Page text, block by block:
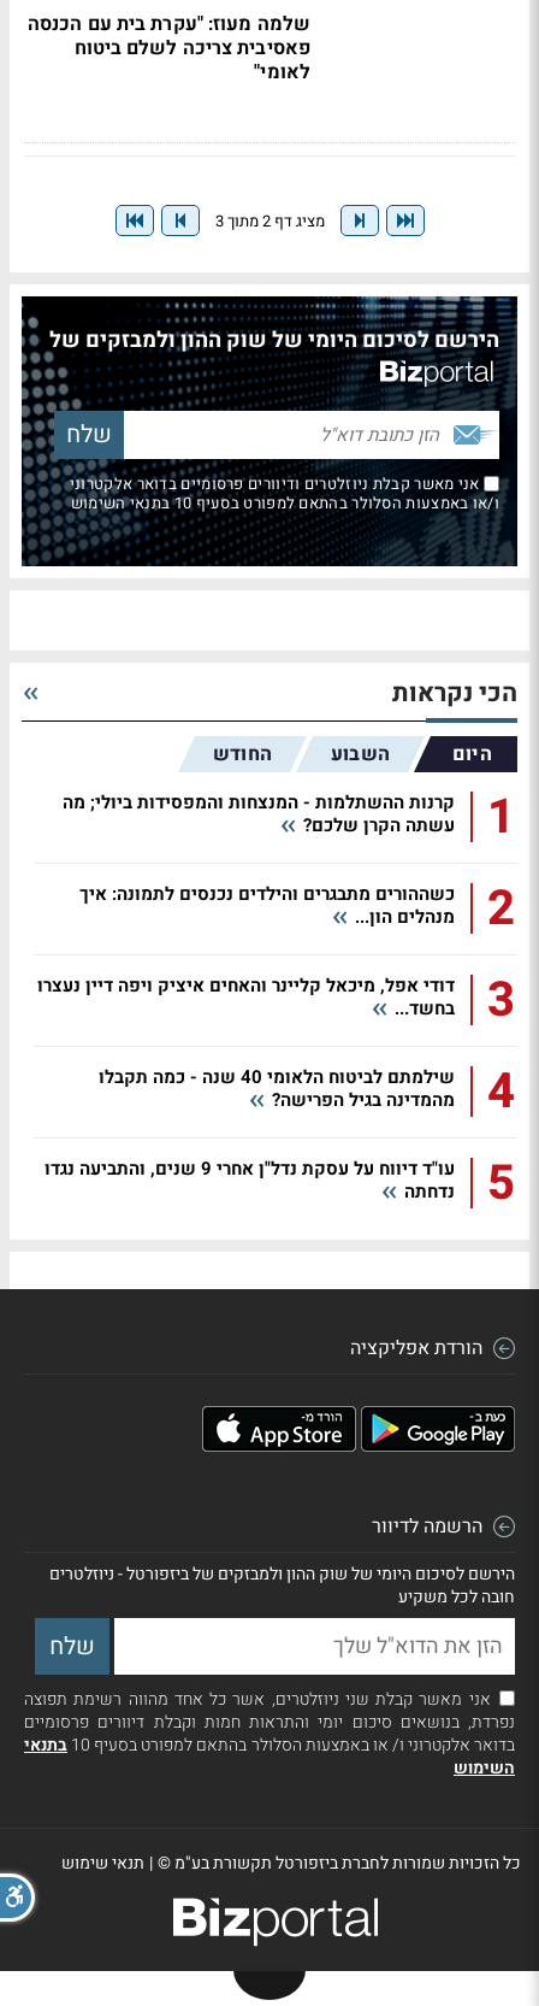
שלמה מעוז: "עקרת בית עם הכנסה
פאסיבית צריכה לשלם ביטוח
לאומי"
מציג דף 2 מתוך 3
הירשם לסיכום היומי של שוק ההון ולמבזקים של
אני מאשר קבלת ניוזלטרים ודיוורים פרסומיים בדואר אלקטרוני
ו/או באמצעות הסלולר בהתאם למפורט בסעיף 10 בתנאי השימוש
הכי נקראות
היום השבוע החודש
1
קרנות ההשתלמות - המנצחות והמפסידות ביולי; מה
עשתה הקרן שלכם?
2
כשההורים מתבגרים והילדים נכנסים לתמונה: איך
מנהלים הון...
3
דודי אפל, מיכאל קליינר והאחים איציק ויפה דיין נעצרו
בחשד...
4
שילמתם לביטוח הלאומי 40 שנה - כמה תקבלו
מהמדינה בגיל הפרישה?
5
עו"ד דיווח על עסקת נדל"ן אחרי 9 שנים, והתביעה נגדו
נדחתה
הורדת אפליקציה
הרשמה לדיוור
הירשם לסיכום היומי של שוק ההון ולמבזקים של ביזפורטל - ניוזלטרים
חובה לכל משקיע
אני מאשר קבלת שני ניוזלטרים, אשר כל אחד מהווה רשימת תפוצה
נפרדת, בנושאים סיכום יומי והתראות חמות וקבלת דיוורים פרסומיים
בדואר אלקטרוני ו/ או באמצעות הסלולר בהתאם למפורט בסעיף 10
בתנאי
השימוש
כל הזכויות שמורות לחברת ביזפורטל תקשורת בע"מ ©| תנאי שימוש